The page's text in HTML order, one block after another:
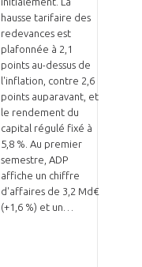
hausse tarifaire des
redevances est
plafonnée à 2,1
points au-dessus de
l'inflation, contre 2,6
points auparavant, et
le rendement du
capital régulé fixé à
5,8 %. Au premier
semestre, ADP
affiche un chiffre
d'affaires de 3,2 Md€
(+1,6 %) et un…